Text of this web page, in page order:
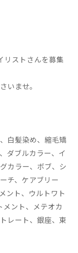
リストさんを募集
いませ。
白髪染め、縮毛矯
ダブルカラー、イ
カラー、ボブ、シ
チ、ケアブリー
ント、ウルトワト
メント、メテオカ
レート、銀座、東